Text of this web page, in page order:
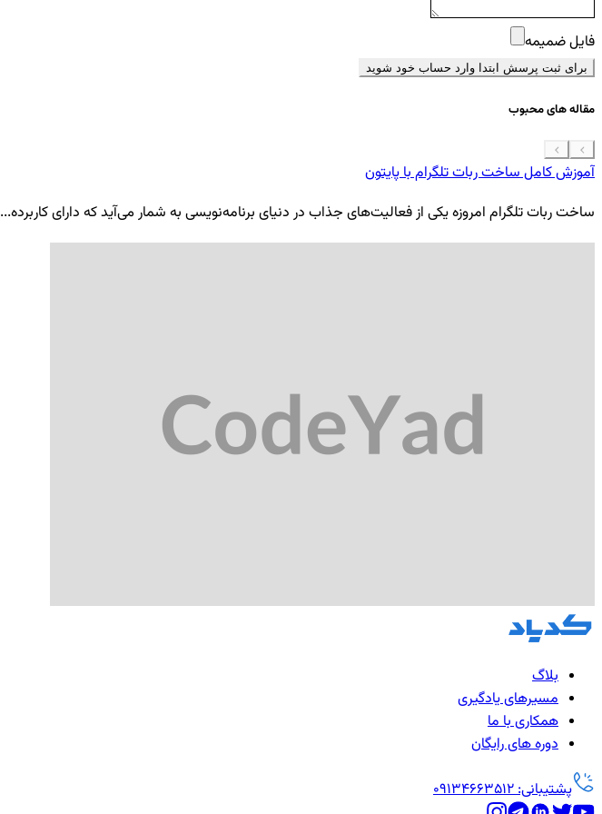
فایل ضمیمه
برای ثبت پرسش ابتدا وارد حساب خود شوید
مقاله های محبوب
آموزش کامل ساخت ربات تلگرام با پایتون
ساخت ربات تلگرام امروزه یکی از فعالیت‌های جذاب در دنیای برنامه‌نویسی به شمار می‌آید که دارای کاربرده...
بلاگ
مسیرهای یادگیری
همکاری با ما
دوره های رایگان
پشتیبانی: 09134663512